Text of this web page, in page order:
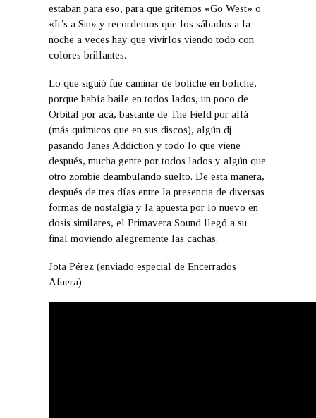
estaban para eso, para que gritemos «Go West» o
«It’s a Sin» y recordemos que los sábados a la
noche a veces hay que vivirlos viendo todo con
colores brillantes.
Lo que siguió fue caminar de boliche en boliche,
porque había baile en todos lados, un poco de
Orbital por acá, bastante de The Field por allá
(más químicos que en sus discos), algún dj
pasando Janes Addiction y todo lo que viene
después, mucha gente por todos lados y algún que
otro zombie deambulando suelto. De esta manera,
después de tres días entre la presencia de diversas
formas de nostalgia y la apuesta por lo nuevo en
dosis similares, el Primavera Sound llegó a su
final moviendo alegremente las cachas.
Jota Pérez (enviado especial de Encerrados
Afuera)